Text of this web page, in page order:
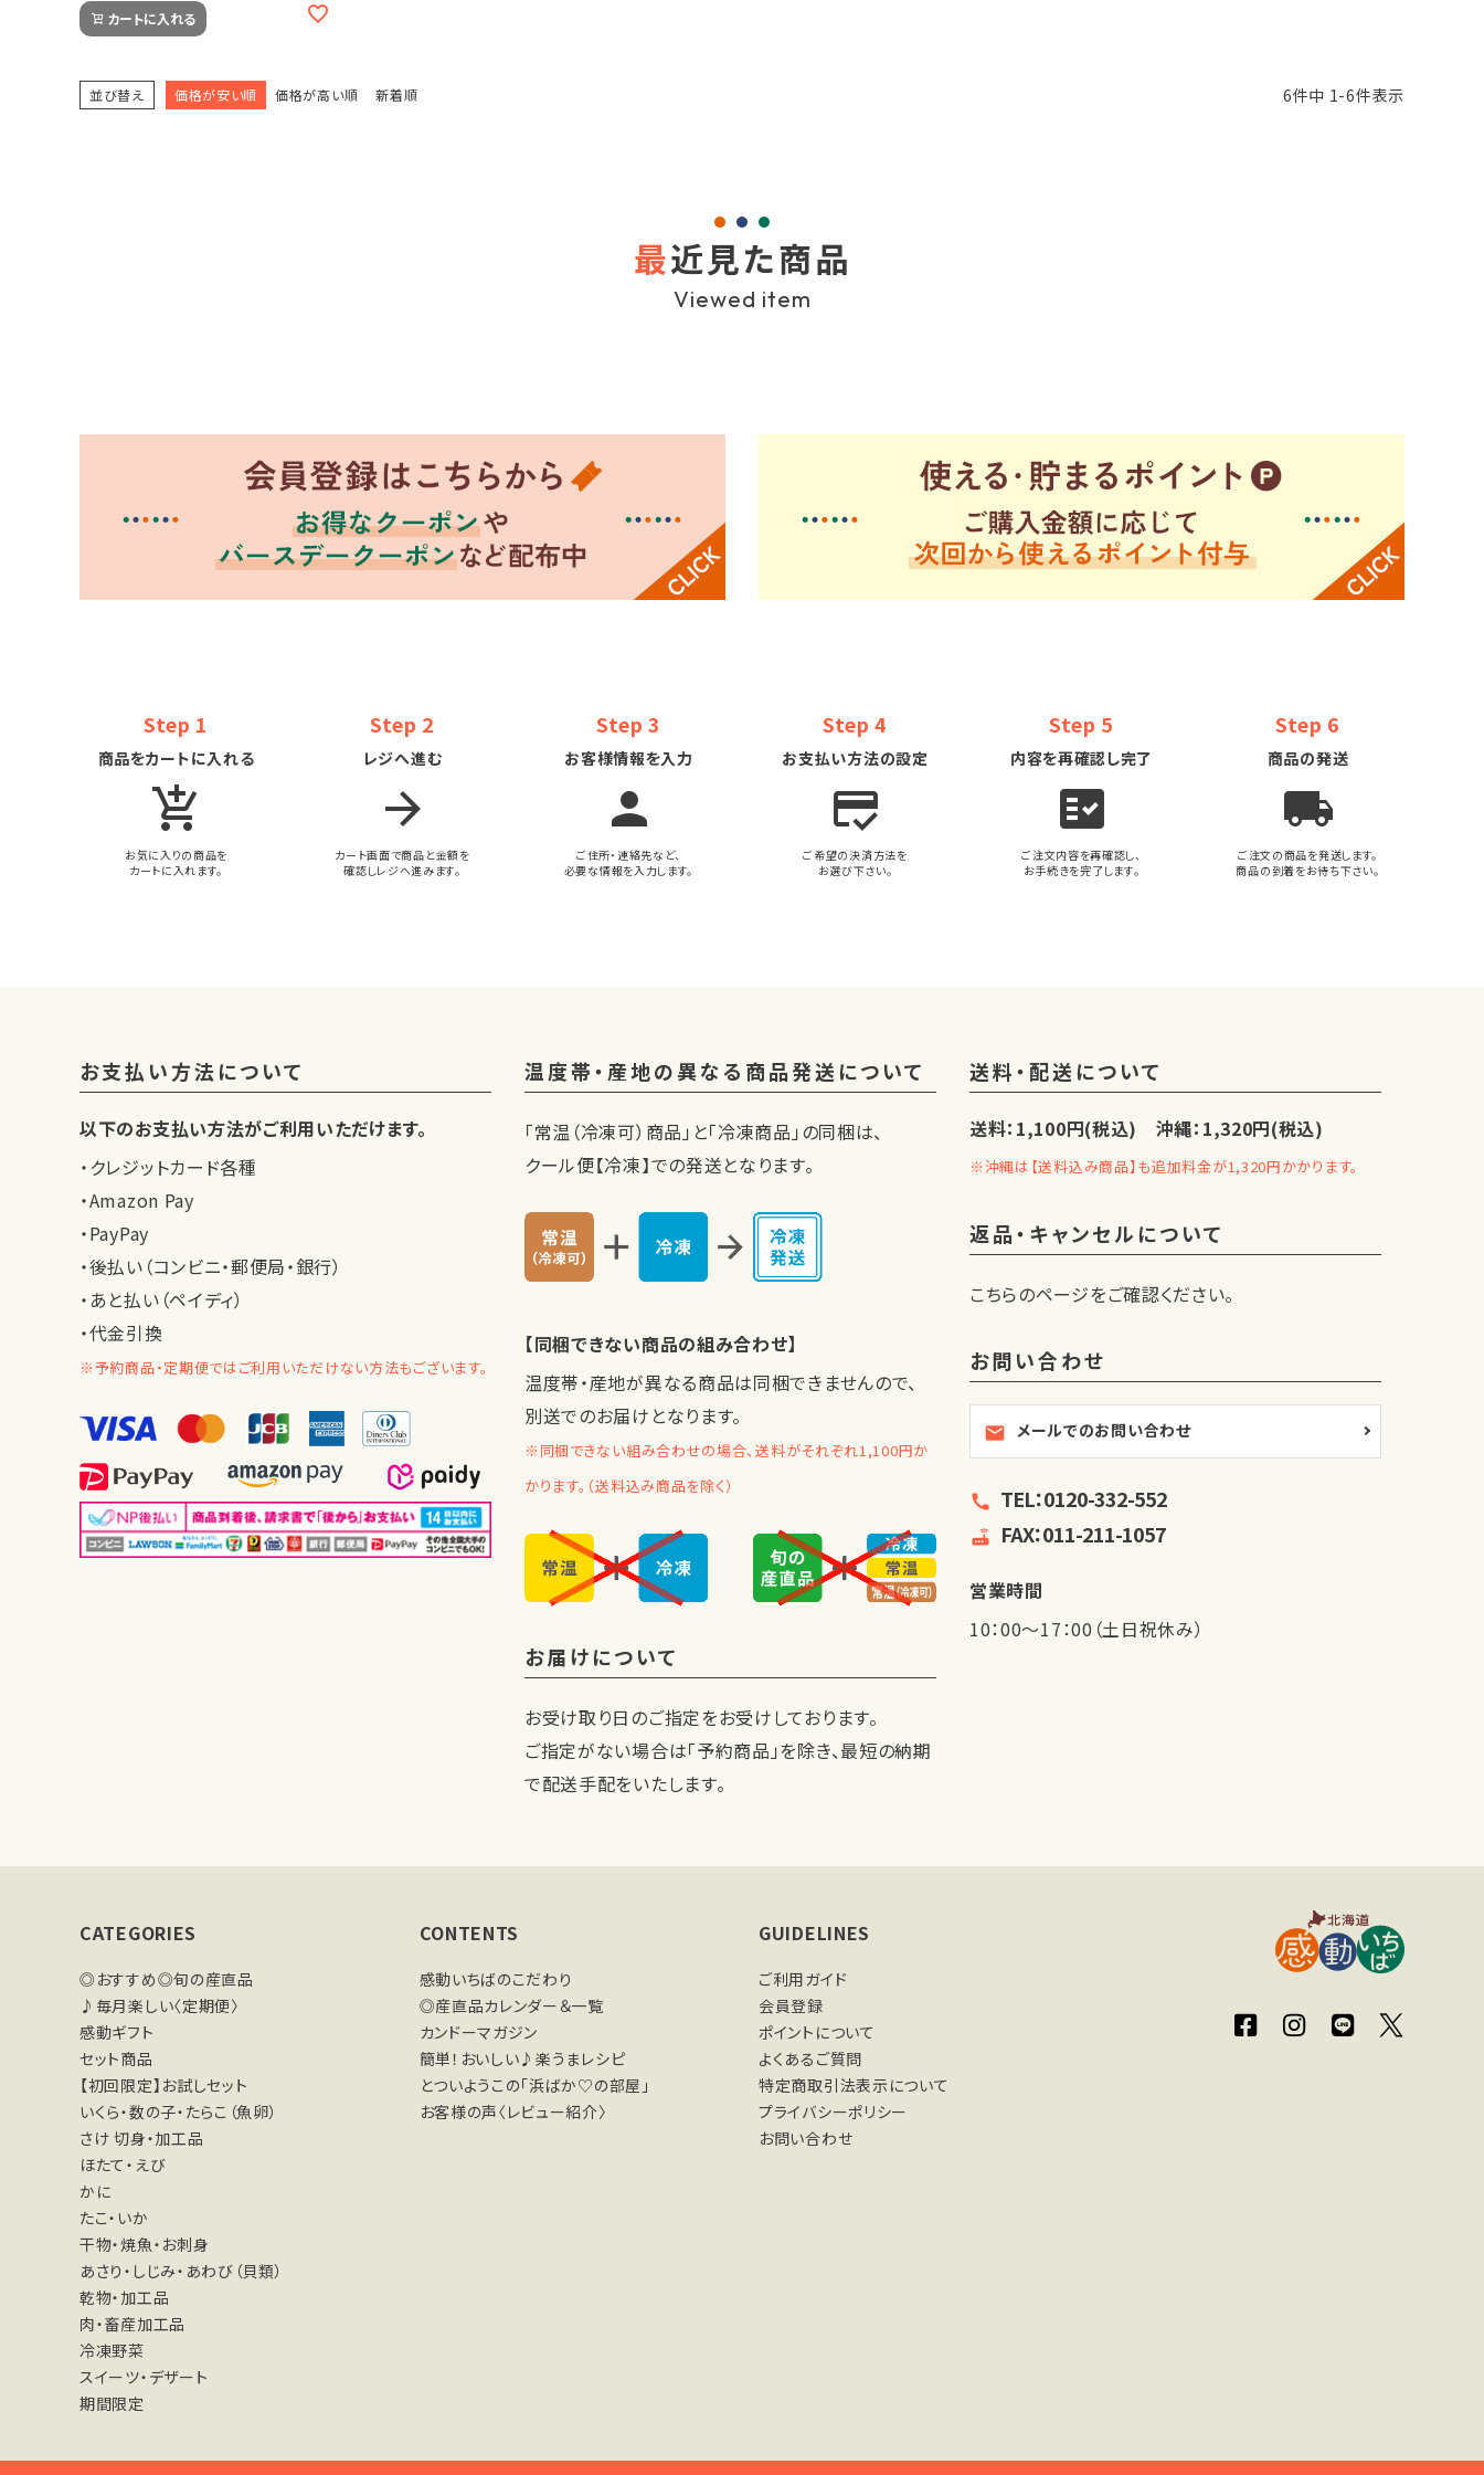
カートに入れる
並び替え 価格が安い順 価格が高い順 新着順 6件中 1-6件表示
最近見た商品
Viewed item
Step 1
商品をカートに入れる
add_shopping_cart
お気に入りの商品を
カートに入れます。
Step 2
レジへ進む
arrow_forward
カート画面で商品と金額を
確認しレジへ進みます。
Step 3
お客様情報を入力
person
ご住所・連絡先など、
必要な情報を入力します。
Step 4
お支払い方法の設定
credit_score
ご希望の決済方法を
お選び下さい。
Step 5
内容を再確認し完了
fact_check
ご注文内容を再確認し、
お手続きを完了します。
Step 6
商品の発送
local_shipping
ご注文の商品を発送します。
商品の到着をお待ち下さい。
お支払い方法について
以下のお支払い方法がご利用いただけます。
・クレジットカード各種
・Amazon Pay
・PayPay
・後払い（コンビニ・郵便局・銀行）
・あと払い（ペイディ）
・代金引換
※予約商品・定期便ではご利用いただけない方法もございます。
送料・配送について
送料：1,100円(税込) 沖縄：1,320円(税込)
※沖縄は【送料込み商品】も追加料金が1,320円かかります。
返品・キャンセルについて
こちらのページをご確認ください。
お問い合わせ
mail メールでのお問い合わせ
call TEL：0120-332-552
router FAX：011-211-1057
営業時間
10：00〜17：00（土日祝休み）
温度帯・産地の異なる商品発送について
「常温（冷凍可）商品」と「冷凍商品」の同梱は、
クール便【冷凍】での発送となります。
【同梱できない商品の組み合わせ】
温度帯・産地が異なる商品は同梱できませんので、
別送でのお届けとなります。
※同梱できない組み合わせの場合、送料がそれぞれ1,100円か
かります。（送料込み商品を除く）
お届けについて
お受け取り日のご指定をお受けしております。
ご指定がない場合は「予約商品」を除き、最短の納期
で配送手配をいたします。
CATEGORIES
◎おすすめ◎旬の産直品
♪毎月楽しい〈定期便〉
感動ギフト
セット商品
【初回限定】お試しセット
いくら・数の子・たらこ（魚卵）
さけ 切身・加工品
ほたて・えび
かに
たこ・いか
干物・焼魚・お刺身
あさり・しじみ・あわび（貝類）
乾物・加工品
肉・畜産加工品
冷凍野菜
スイーツ・デザート
期間限定
CONTENTS
感動いちばのこだわり
◎産直品カレンダー＆一覧
カンドーマガジン
簡単！おいしい♪楽うまレシピ
とついようこの「浜ばか♡の部屋」
お客様の声〈レビュー紹介〉
GUIDELINES
ご利用ガイド
会員登録
ポイントについて
よくあるご質問
特定商取引法表示について
プライバシーポリシー
お問い合わせ